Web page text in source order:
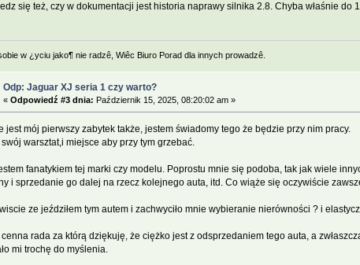
się też, czy w dokumentacji jest historia naprawy silnika 2.8. Chyba właśnie do
w ¿yciu jako¶ nie radzê, Wiêc Biuro Porad dla innych prowadzê.
Odp: Jaguar XJ seria 1 czy warto?
«Odpowiedź #3 dnia: Październik 15, 2025, 08:20:02 am »
jest mój pierwszy zabytek także, jestem świadomy tego że będzie przy nim pracy.
swój warsztat,i miejsce aby przy tym grzebać.
fanatykiem tej marki czy modelu. Poprostu mnie się podoba, tak jak wiele
i sprzedanie go dalej na rzecz kolejnego auta, itd. Co wiąże się oczywiście
ze jeździłem tym autem i zachwyciło mnie wybieranie nierówności ? i
rada za którą dziękuję, że ciężko jest z odsprzedaniem tego auta, a
mi trochę do myślenia.